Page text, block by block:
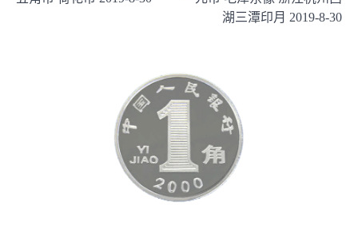
章
湖三潭印月 2019-8-30